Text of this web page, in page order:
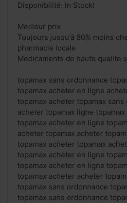
Disponibilité: In Stock!
Meilleur prix
Toujours jusqu'à 80% moins
pharmacie locale
Medicaments de haute qualite
topamax sans ordonnance
topamax acheter en ligne
topamax acheter topamax sans
acheter topamax ligne
topamax acheter en ligne
acheter topamax acheter
topamax acheter topamax
topamax acheter en ligne
topamax acheter en ligne
topamax acheter acheter
topamax sans ordonnance
topamax sans ordonnance